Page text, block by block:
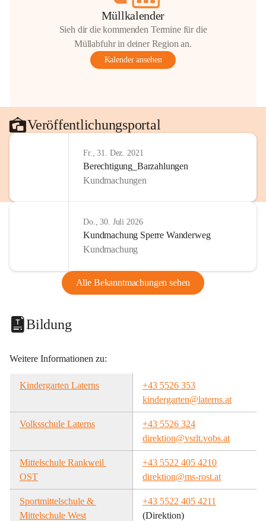
Müllkalender
Sieh dir die kommenden Termine für die
Müllabfuhr in deiner Region an.
Kalender ansehen
Veröffentlichungsportal
Fr., 31. Dez. 2021
Berechtigung_Barzahlungen
Kundmachungen
Do., 30. Juli 2026
Kundmachung Sperre Wanderweg
Kundmachung
Alle Bekanntmachungen sehen
Bildung
Weitere Informationen zu:
Kindergarten Laterns
+43 5526 353
kindergarten@laterns.at
Volksschule Laterns
+43 5526 324
direktion@vsrlt.vobs.at
Mittelschule Rankweil
OST
+43 5522 405 4210
direktion@ms-rost.at
Sportmittelschule &
Mittelschule West
+43 5522 405 4211
(Direktion)